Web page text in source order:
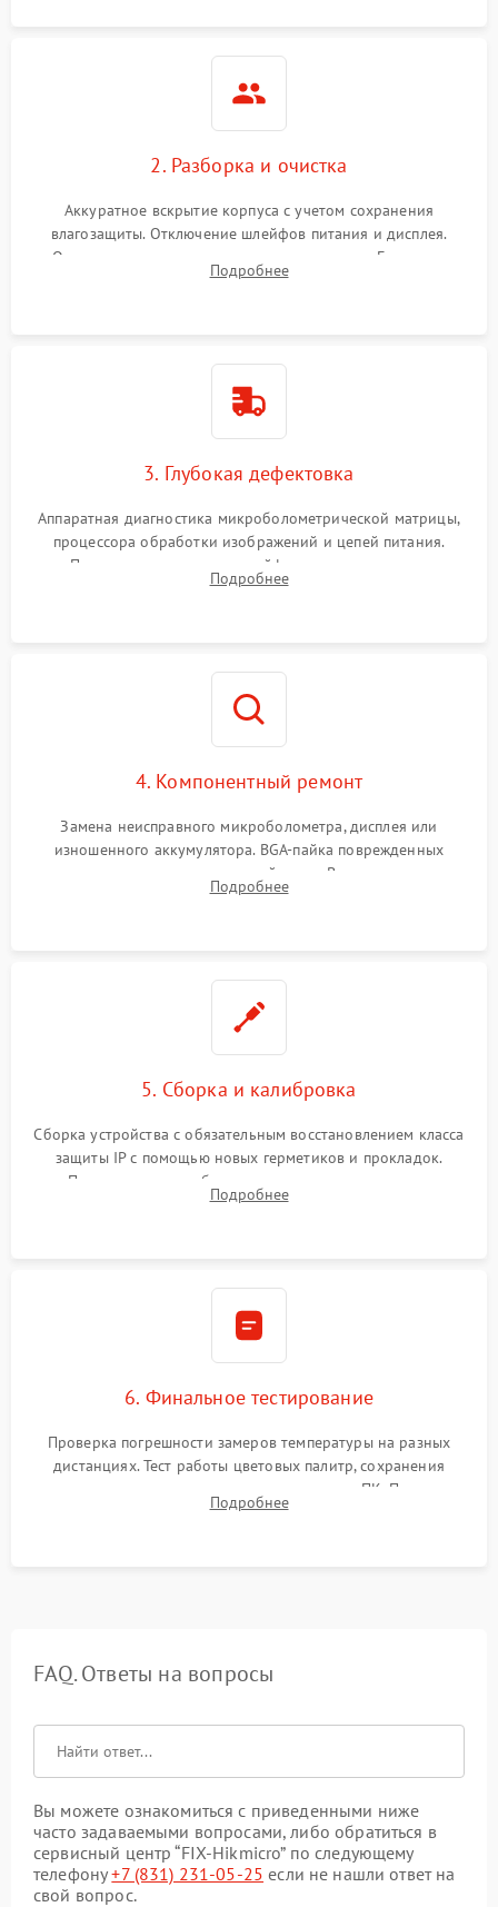
2. Разборка и очистка
Аккуратное вскрытие корпуса с учетом сохранения
влагозащиты. Отключение шлейфов питания и дисплея.
Очистка внутренних плат от окислов и пыли. Бережная
обработка германиевого объектива специализированными
Подробнее
3. Глубокая дефектовка
Аппаратная диагностика микроболометрической матрицы,
процессора обработки изображений и цепей питания.
Проверка целостности шлейфов, модуля памяти и
интерфейсов связи. Выявление сгоревших SMD-компонентов
Подробнее
4. Компонентный ремонт
Замена неисправного микроболометра, дисплея или
изношенного аккумулятора. BGA-пайка поврежденных
контроллеров на материнской плате. Восстановление
разъемов и кнопок, замена поврежденных элементов
Подробнее
5. Сборка и калибровка
Сборка устройства с обязательным восстановлением класса
защиты IP с помощью новых герметиков и прокладок.
Программная калибровка матрицы по эталонному
абсолютно черному телу для точного измерения температур.
Подробнее
6. Финальное тестирование
Проверка погрешности замеров температуры на разных
дистанциях. Тест работы цветовых палитр, сохранения
термограмм в память и передачи данных на ПК. Проверка
автономности работы и итоговый контроль качества.
Подробнее
FAQ. Ответы на вопросы
Вы можете ознакомиться с приведенными ниже
часто задаваемыми вопросами, либо обратиться в
сервисный центр “FIX-Hikmicro” по следующему
телефону+7 (831) 231-05-25 если не нашли ответ на
свой вопрос.